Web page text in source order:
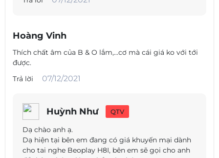
Với nút trung tâm, nhấp vào nút giữa một lần và nhấn giữ
chuyển sang bản nhạc tiếp theo. Một thủ thuật ba lần bỏ
qua một bản nhạc, trong khi có các nút riêng biệt để xử lý
điều khiển âm lượng.
Beoplay H8i nhận dạng các thiết bị được ghép nối sau khi
quá trình ghép nối được thực hiện, cho phép kết nối nhanh
Hoàng Vinh
Thích chất âm của B & O lắm,...cơ mà cái giá ko với tới
được.
Trả lời
07/12/2021
Huỳnh Như QTV
Dạ chào anh ạ.
Dạ hiện tại bên em đang có giá khuyến mại dành
cho tai nghe Beoplay H8I, bên em sẽ gọi cho anh